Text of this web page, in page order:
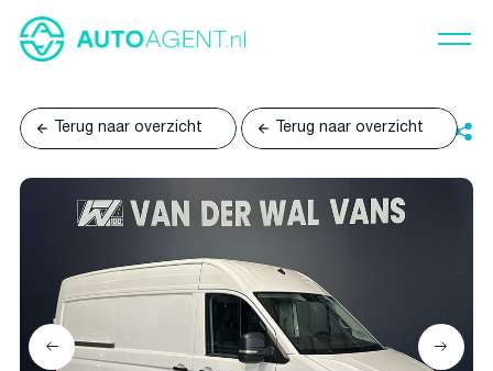
Terug naar overzicht Terug naar overzicht